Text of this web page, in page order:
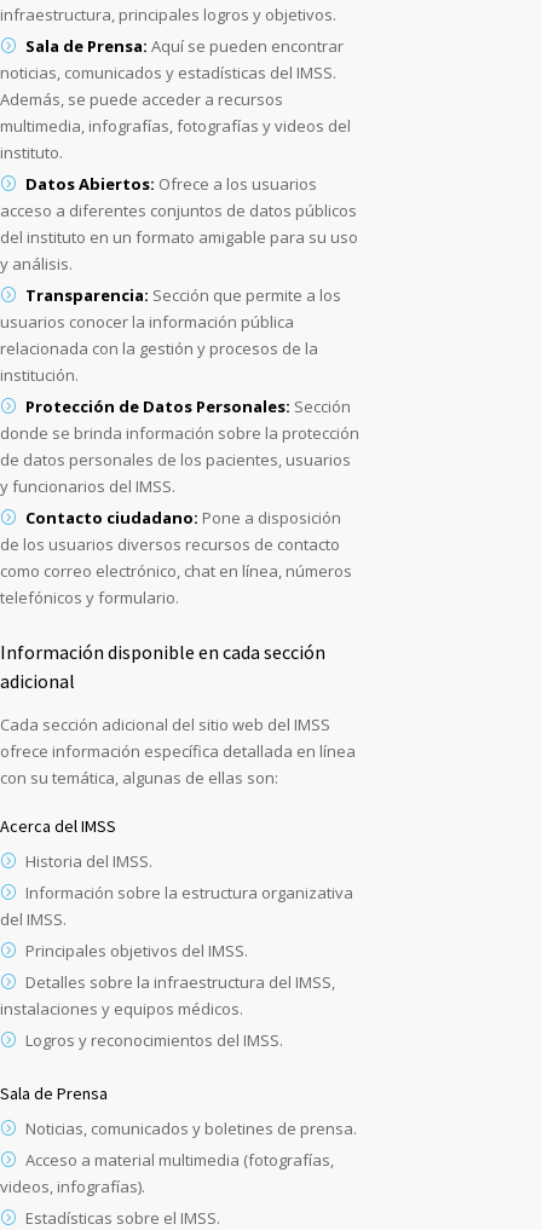
infraestructura, principales logros y objetivos.
Sala de Prensa: Aquí se pueden encontrar
noticias, comunicados y estadísticas del IMSS.
Además, se puede acceder a recursos
multimedia, infografías, fotografías y videos del
instituto.
Datos Abiertos: Ofrece a los usuarios
acceso a diferentes conjuntos de datos públicos
del instituto en un formato amigable para su uso
y análisis.
Transparencia: Sección que permite a los
usuarios conocer la información pública
relacionada con la gestión y procesos de la
institución.
Protección de Datos Personales: Sección
donde se brinda información sobre la protección
de datos personales de los pacientes, usuarios
y funcionarios del IMSS.
Contacto ciudadano: Pone a disposición
de los usuarios diversos recursos de contacto
como correo electrónico, chat en línea, números
telefónicos y formulario.
Información disponible en cada sección
adicional
Cada sección adicional del sitio web del IMSS
ofrece información específica detallada en línea
con su temática, algunas de ellas son:
Acerca del IMSS
Historia del IMSS.
Información sobre la estructura organizativa
del IMSS.
Principales objetivos del IMSS.
Detalles sobre la infraestructura del IMSS,
instalaciones y equipos médicos.
Logros y reconocimientos del IMSS.
Sala de Prensa
Noticias, comunicados y boletines de prensa.
Acceso a material multimedia (fotografías,
videos, infografías).
Estadísticas sobre el IMSS.